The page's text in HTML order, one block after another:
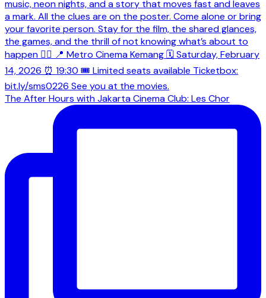
The After Hours with Jakarta Cinema Club: Les Chor